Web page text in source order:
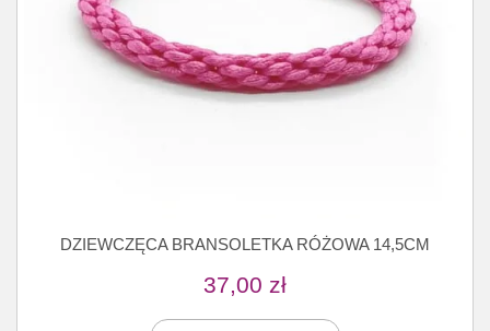
DZIEWCZĘCA BRANSOLETKA RÓŻOWA 14,5CM
37,00 zł